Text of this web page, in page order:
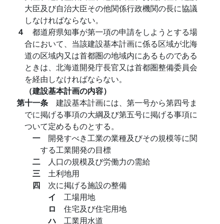
大臣及び自治大臣その他関係行政機関の長に協議
しなければならない。
４ 都道府県知事が第一項の申請をしようとする場
合において、当該建設基本計画に係る区域が北海
道の区域内又は首都圏の地域内にあるものである
ときは、北海道開発庁長官又は首都圏整備委員会
を経由しなければならない。
（建設基本計画の内容）
第十一条 建設基本計画には、第一号から第四号ま
でに掲げる事項の大綱及び第五号に掲げる事項に
ついて定めるものとする。
一 開発すべき工業の業種及びその規模等に関
する工業開発の目標
二 人口の規模及び労働力の需給
三 土利地用
四 次に掲げる施設の整備
イ 工場用地
ロ 住宅及び住宅用地
ハ 工業用水道